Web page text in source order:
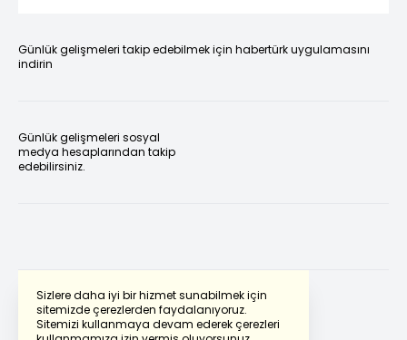
Sizlere daha iyi bir hizmet sunabilmek için
sitemizde çerezlerden faydalanıyoruz.
Sitemizi kullanmaya devam ederek çerezleri
Günlük gelişmeleri takip edebilmek için habertürk uygulamasını
indirin
Günlük gelişmeleri sosyal
medya hesaplarından takip
edebilirsiniz.
Powered by Translate